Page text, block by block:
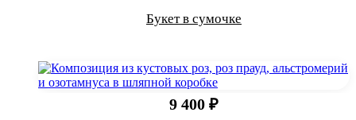
Букет в сумочке
9 400 ₽